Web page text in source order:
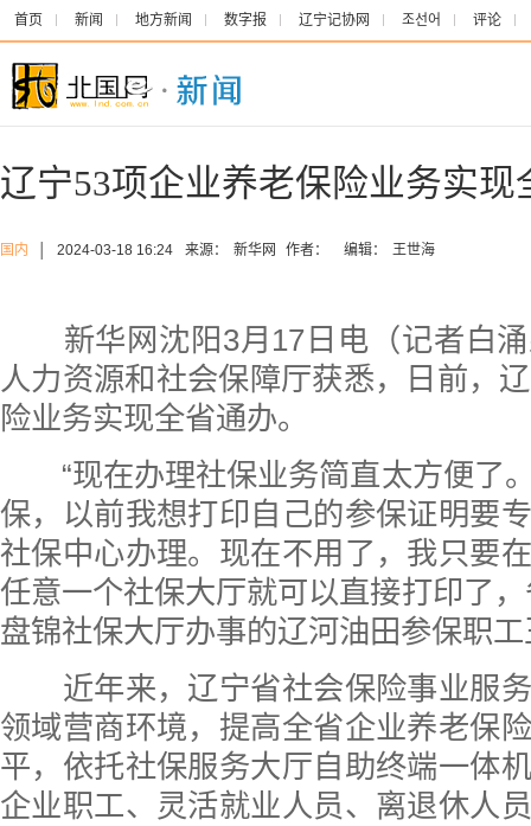
首页 新闻 地方新闻 数字报 辽宁记协网 조선어 评论
辽宁53项企业养老保险业务实现
国内 2024-03-18 16:24 来源： 新华网 作者： 编辑： 王世海
新华网沈阳3月17日电（记者白涌
人力资源和社会保障厅获悉，日前，
险业务实现全省通办。
“现在办理社保业务简直太方便了
保，以前我想打印自己的参保证明要
社保中心办理。现在不用了，我只要
任意一个社保大厅就可以直接打印了
盘锦社保大厅办事的辽河油田参保职
近年来，辽宁省社会保险事业服务
领域营商环境，提高全省企业养老保
平，依托社保服务大厅自助终端一体
企业职工、灵活就业人员、离退休人